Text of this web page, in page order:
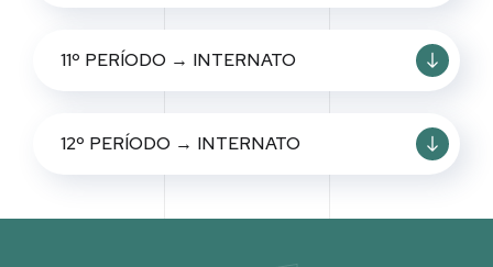
11º PERÍODO → INTERNATO
12º PERÍODO → INTERNATO